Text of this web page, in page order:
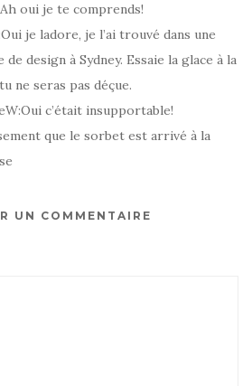
oui je te comprends!
je ladore, je l’ai trouvé dans une
de design à Sydney. Essaie la glace à la
ne seras pas déçue.
c’était insupportable!
que le sorbet est arrivé à la
UN COMMENTAIRE